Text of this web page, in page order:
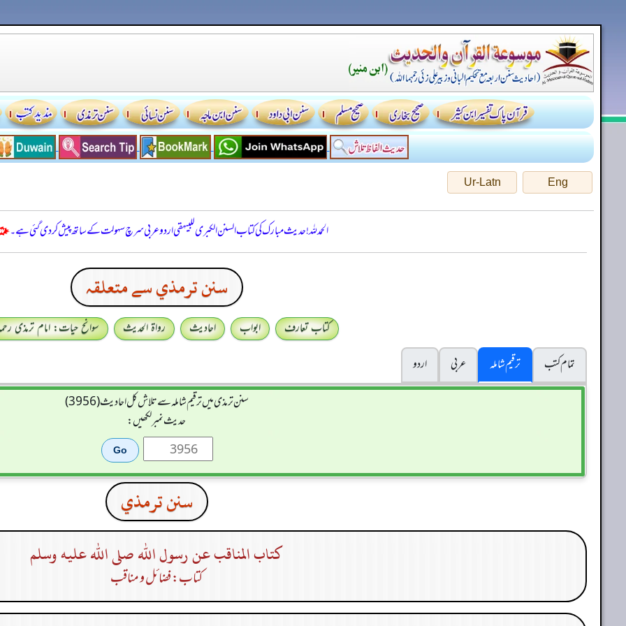
Eng
Ur-Latn
الحمدللہ! حدیث مبارک کی کتاب السنن الكبرى للبيهقي اردو عربی سرچ سہولت کے ساتھ پیش کر دی گئی ہے۔
سنن ترمذي سے متعلقہ
کتاب تعارف ابواب احادیث رواۃ الحدیث
سوانح حیات: امام ترمذی
تمام کتب
ترقیم شاملہ عربی
اردو
سنن ترمذی میں ترقیم شاملہ سے تلاش کل احادیث (3956)
حدیث نمبر لکھیں:
سنن ترمذي
كتاب المناقب عن رسول الله صلى الله عليه وسلم
کتاب: فضائل و مناقب